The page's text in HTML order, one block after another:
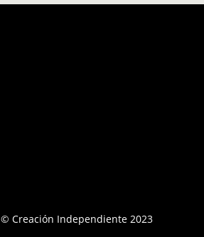
© Creación Independiente 2023